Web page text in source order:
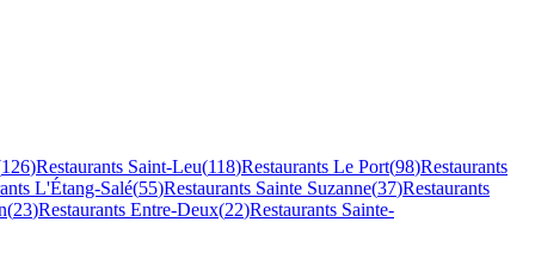
126)Restaurants Saint-Leu(118)Restaurants Le Port(98)Restaurants
L'Étang-Salé(55)Restaurants Sainte Suzanne(37)Restaurants
(23)Restaurants Entre-Deux(22)Restaurants Sainte-